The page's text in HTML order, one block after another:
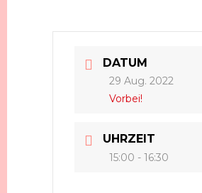
DATUM
29 Aug. 2022
Vorbei!
UHRZEIT
15:00 - 16:30